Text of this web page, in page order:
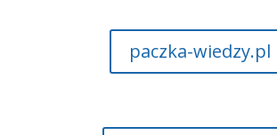
paczka-wiedzy.pl